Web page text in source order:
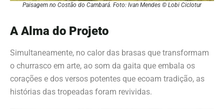
Paisagem no Costão do Cambará. Foto: Ivan Mendes © Lobi Ciclotur
A Alma do Projeto
Simultaneamente, no calor das brasas que transformam
o churrasco em arte, ao som da gaita que embala os
corações e dos versos potentes que ecoam tradição, as
histórias das tropeadas foram revividas.